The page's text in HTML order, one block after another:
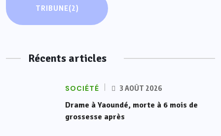
TRIBUNE(2)
Récents articles
SOCIÉTÉ 3 AOÛT 2026
Drame à Yaoundé, morte à 6 mois de
grossesse après